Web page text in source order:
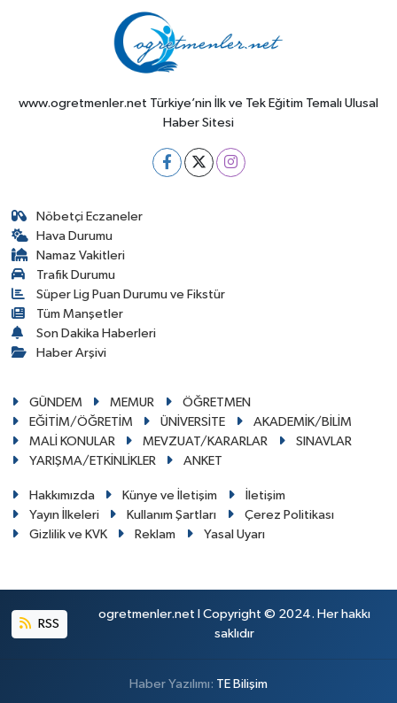
www.ogretmenler.net Türkiye’nin İlk ve Tek Eğitim Temalı Ulusal
Haber Sitesi
Nöbetçi Eczaneler
Hava Durumu
Namaz Vakitleri
Trafik Durumu
Süper Lig Puan Durumu ve Fikstür
Tüm Manşetler
Son Dakika Haberleri
Haber Arşivi
GÜNDEM MEMUR
ÖĞRETMEN
EĞİTİM/ÖĞRETİM
ÜNİVERSİTE
AKADEMİK/BİLİM
MALİ KONULAR
MEVZUAT/KARARLAR
SINAVLAR
YARIŞMA/ETKİNLİKLER
ANKET
Hakkımızda Künye ve İletişim
İletişim
Yayın İlkeleri
Kullanım Şartları
Çerez Politikası
Gizlilik ve KVK
Reklam Yasal Uyarı
RSS
ogretmenler.net I Copyright © 2024. Her hakkı
saklıdır
Haber Yazılımı: TE Bilişim